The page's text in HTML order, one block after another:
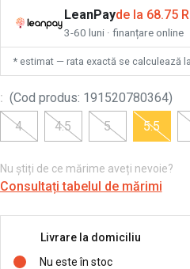
LeanPayde la 68.75
3-60 luni · finanțare online
* estimat — rata exactă se calculează
: (Cod produs: 191520780364)
4
4.5 5 5.5
Nu știți de ce mărime aveți nevoie?
Consultați tabelul de mărimi
Livrare la domiciliu
Nu este în stoc